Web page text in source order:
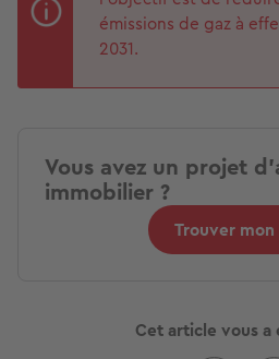
émissions de gaz à
2031.
Vous avez un projet
immobilier ?
Trouver
Cet article vous a